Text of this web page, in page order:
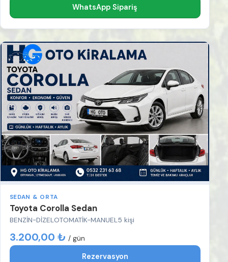
WhatsApp Sipariş
SEDAN & ORTA
Toyota Corolla Sedan
BENZİN-DİZELOTOMATİK-MANUEL5 kişi
3.200,00 ₺ / gün
Rezervasyon